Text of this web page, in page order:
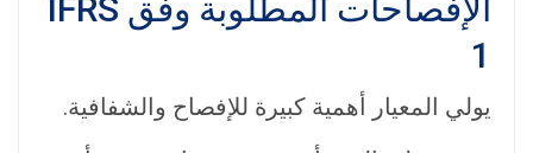
الإفصاحات المطلوبة وفق IFRS
1
يولي المعيار أهمية كبيرة للإفصاح والشفافية.